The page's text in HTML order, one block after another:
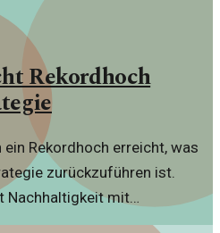
Rekordhoch
Rekordhoch erreicht, was
zurückzuführen ist.
Nachhaltigkeit mit